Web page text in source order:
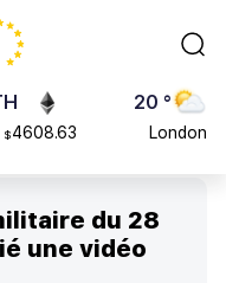
0.868816
$4608.63
20 °
London
23 °
Brussels
du 28
une vidéo